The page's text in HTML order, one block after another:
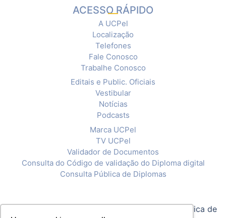
ACESSO RÁPIDO
A UCPel
Localização
Telefones
Fale Conosco
Trabalhe Conosco
Editais e Public. Oficiais
Vestibular
Notícias
Podcasts
Marca UCPel
TV UCPel
Validador de Documentos
Consulta do Código de validação do Diploma digital
Consulta Pública de Diplomas
Política de